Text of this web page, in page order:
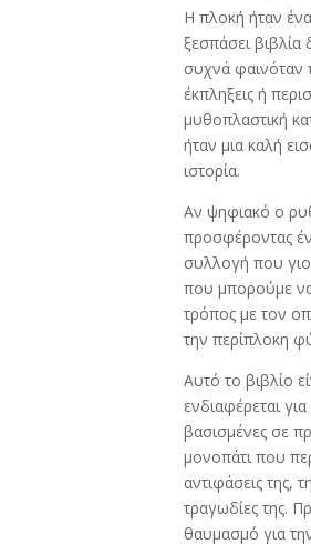
Η πλοκή ήταν
ξεσπάσει
συχνά φαινόταν
έκπληξεις ή
μυθοπλαστική
ήταν μια καλή
ιστορία.
Αν ψηφιακό ο
προσφέροντας
συλλογή που
που μπορούμε να
τρόπος με τον
την περίπλοκη
Αυτό το βιβλίο
ενδιαφέρεται
βασισμένες σε
μονοπάτι που
αντιφάσεις της,
τραγωδίες της.
θαυμασμό για